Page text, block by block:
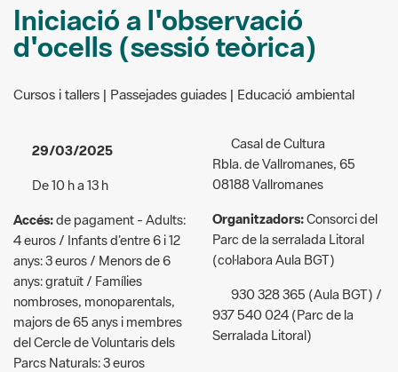
Iniciació a l'observació
d'ocells (sessió teòrica)
Cursos i tallers | Passejades guiades | Educació ambiental
29/03/2025
De 10 h a 13 h
Accés:de pagament - Adults:
4 euros / Infants d’entre 6 i 12
anys: 3 euros / Menors de 6
anys: gratuït / Famílies
nombroses, monoparentals,
majors de 65 anys i membres
del Cercle de Voluntaris dels
Parcs Naturals: 3 euros
Casal de Cultura
Rbla. de Vallromanes, 65
08188 Vallromanes
Organitzadors:Consorci del
Parc de la serralada Litoral
(col·labora Aula BGT)
930 328 365 (Aula BGT) /
937 540 024 (Parc de la
Serralada Litoral)